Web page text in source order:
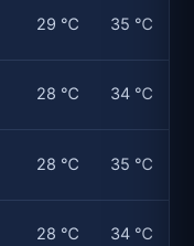
29 ℃ 35 ℃
28 ℃ 34 ℃
28 ℃ 35 ℃
28 ℃ 34 ℃